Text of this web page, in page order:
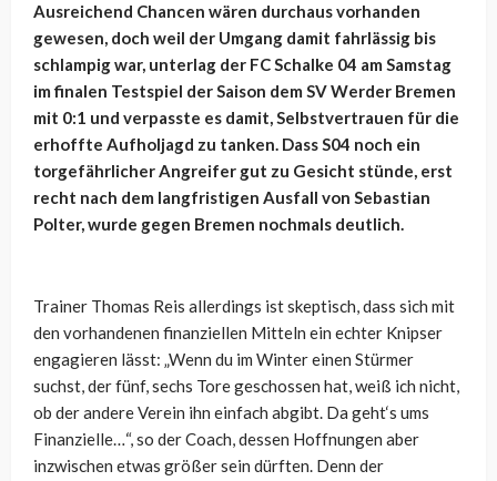
Ausreichend Chancen wären durchaus vorhanden
gewesen, doch weil der Umgang damit fahrlässig bis
schlampig war, unterlag der FC Schalke 04 am Samstag
im finalen Testspiel der Saison dem SV Werder Bremen
mit 0:1 und verpasste es damit, Selbstvertrauen für die
erhoffte Aufholjagd zu tanken. Dass S04 noch ein
torgefährlicher Angreifer gut zu Gesicht stünde, erst
recht nach dem langfristigen Ausfall von Sebastian
Polter, wurde gegen Bremen nochmals deutlich.
Trainer Thomas Reis allerdings ist skeptisch, dass sich mit
den vorhandenen finanziellen Mitteln ein echter Knipser
engagieren lässt: „Wenn du im Winter einen Stürmer
suchst, der fünf, sechs Tore geschossen hat, weiß ich nicht,
ob der andere Verein ihn einfach abgibt. Da geht‘s ums
Finanzielle…“, so der Coach, dessen Hoffnungen aber
inzwischen etwas größer sein dürften. Denn der